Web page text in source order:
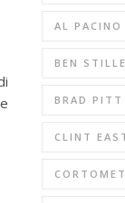
AL PACINO
BEN
BRAD PITT
CLINT